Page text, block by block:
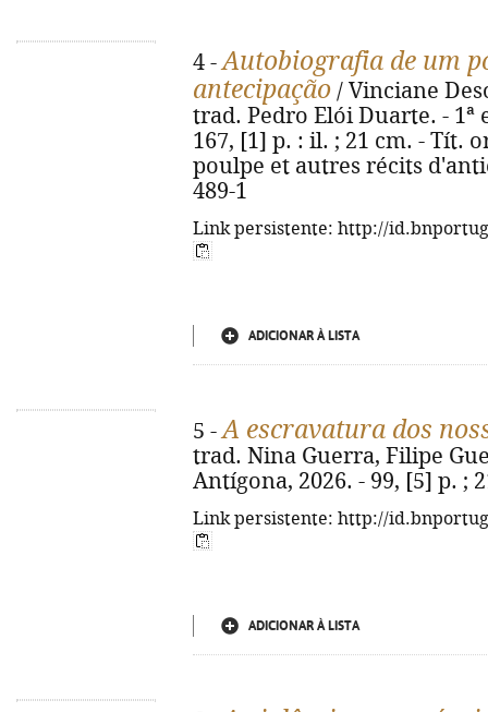
4 -Autobiografia de um
antecipação / Vinciane
trad. Pedro Elói Duarte. - 1ª
167, [1] p. : il. ; 21 cm. - Tít.
poulpe et autres récits
489-1
Link persistente: http://
ADICIONAR À LISTA
5 -A escravatura dos
trad. Nina Guerra, Filipe
Antígona, 2026. - 99, [5] p. ;
Link persistente: http://
ADICIONAR À LISTA